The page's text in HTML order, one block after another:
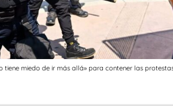
tiene miedo de ir más allá» para contener las